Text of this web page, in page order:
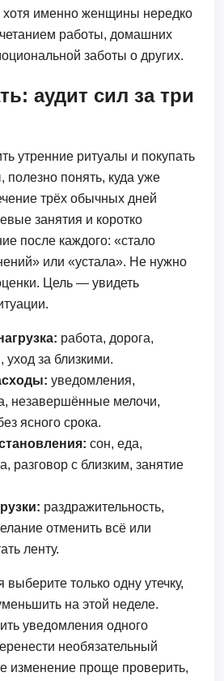
именно женщины нередко
работы, домашних
заботы о других.
аудит сил за три
утренние ритуалы и покупать
полезно понять, куда уже
трёх обычных дней
занятия и коротко
после каждого: «стало
или «устала». Не нужно
Цель — увидеть
работа, дорога,
за близкими.
уведомления,
незавершённые мелочи,
ясного срока.
сон, еда,
разговор с близким, занятие
раздражительность,
отменить всё или
ленту.
только одну утечку,
на этой неделе.
уведомления одного
необязательный
изменение проще проверить,